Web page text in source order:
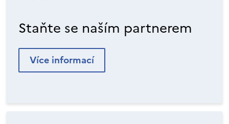
Staňte se naším partnerem
Více informací